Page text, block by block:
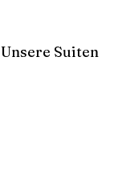
Unsere Suiten